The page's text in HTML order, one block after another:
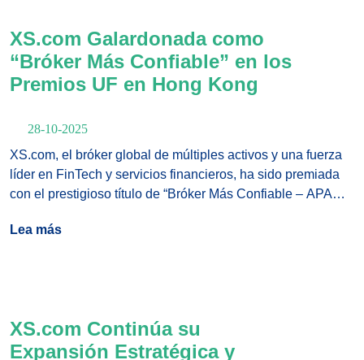
XS.com Galardonada como
“Bróker Más Confiable” en los
Premios UF en Hong Kong
28-10-2025
XS.com, el bróker global de múltiples activos y una fuerza
líder en FinTech y servicios financieros, ha sido premiada
con el prestigioso título de “Bróker Más Confiable – APAC
octubre en el reconocido AsiaWorld-Expo (Salón 2) en
Lea más
XS.com Continúa su
Expansión Estratégica y